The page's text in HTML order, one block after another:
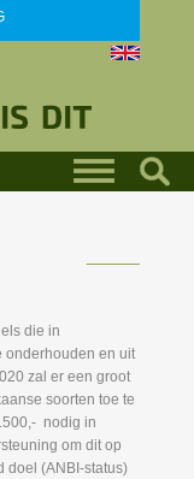
die in
onderhouden en uit
zal er een groot
soorten toe te
nodig in
om dit op
doel (ANBI-status)